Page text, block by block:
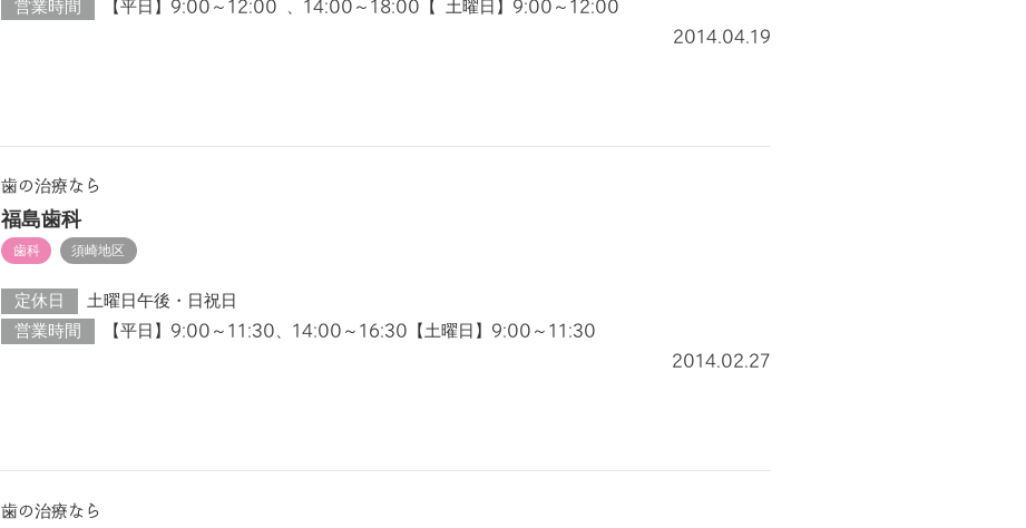
営業時間
【平日】9:00～12:00 、14:00～18:00【 土曜日】9:00～12:00
2014.04.19
歯の治療なら
福島歯科
歯科 須崎地区
定休日
土曜日午後・日祝日
営業時間
【平日】9:00～11:30、14:00～16:30【土曜日】9:00～11:30
2014.02.27
歯の治療なら